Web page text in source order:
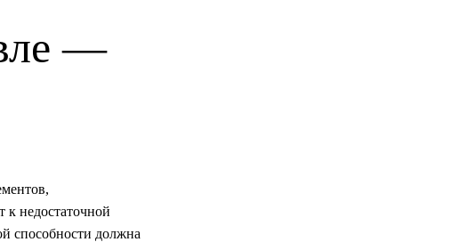
—
недостаточной
способности должна